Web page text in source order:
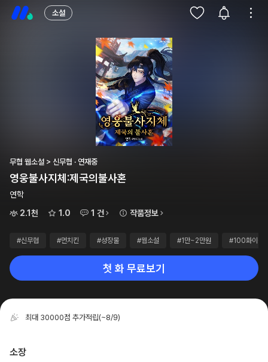
소설
무협 웹소설 > 신무협 · 연재중
영웅불사지체:제국의불사혼
연학
2.1천
1.0 1 건 작품정보
#신무협 #먼치킨 #성장물 #웹소설 #1만~2만원 #100화이상
첫 화 무료보기
최대 30000점 추가적립(~8/9)
소장